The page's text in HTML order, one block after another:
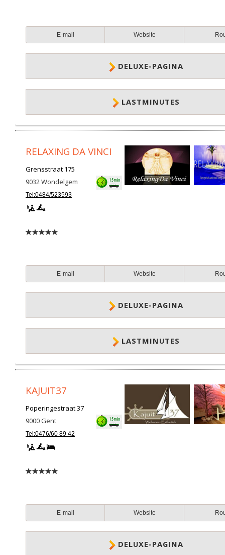
E-mail Website
DELUXE-PAGINA
LASTMINUTES
RELAXING DA VINCI
Grensstraat 175
9032Wondelgem
Tel:0484/523593
E-mail Website
DELUXE-PAGINA
LASTMINUTES
KAJUIT37
Poperingestraat 37
9000Gent
Tel:0476/60 89 42
E-mail Website
DELUXE-PAGINA